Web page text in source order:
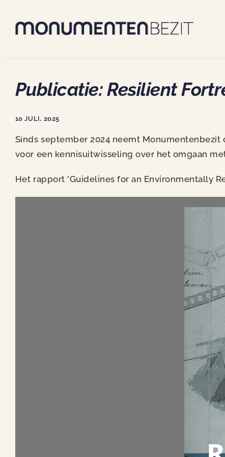
content
Publicatie: Resilient
10 JULI, 2025
Sinds september 2024 neemt Monumentenbezit
voor een kennisuitwisseling over het omgaan
Het rapport 'Guidelines for an Environmentally